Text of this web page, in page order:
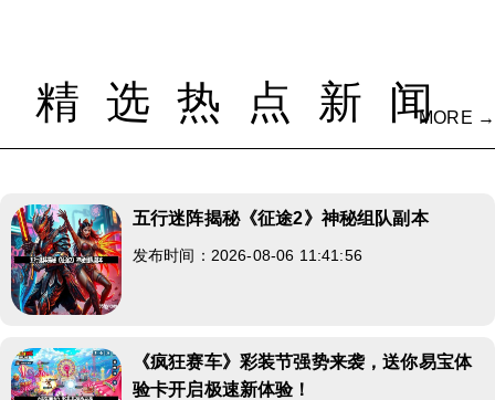
精选热点新闻
MORE →
五行迷阵揭秘《征途2》神秘组队副本
发布时间：2026-08-06 11:41:56
《疯狂赛车》彩装节强势来袭，送你易宝体
验卡开启极速新体验！